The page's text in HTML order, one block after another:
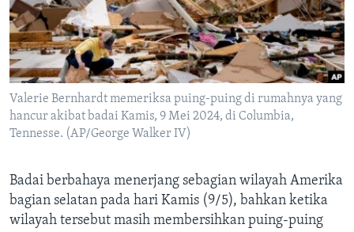
Valerie Bernhardt memeriksa puing-puing di rumahnya yang
hancur akibat badai Kamis, 9 Mei 2024, di Columbia,
Tennesse. (AP/George Walker IV)
Badai berbahaya menerjang sebagian wilayah Amerika
bagian selatan pada hari Kamis (9/5), bahkan ketika
wilayah tersebut masih membersihkan puing-puing